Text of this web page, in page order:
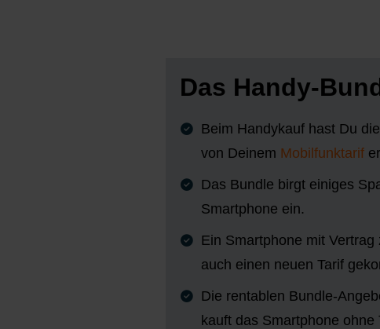
Das Handy-
Beim Handykauf hast Du
von Deinem Mobilfunktarif
Das Bundle birgt einiges
Smartphone ein.
Ein Smartphone mit
auch einen neuen Tarif
Die rentablen Bundle-
kauft das Smartphone ohne